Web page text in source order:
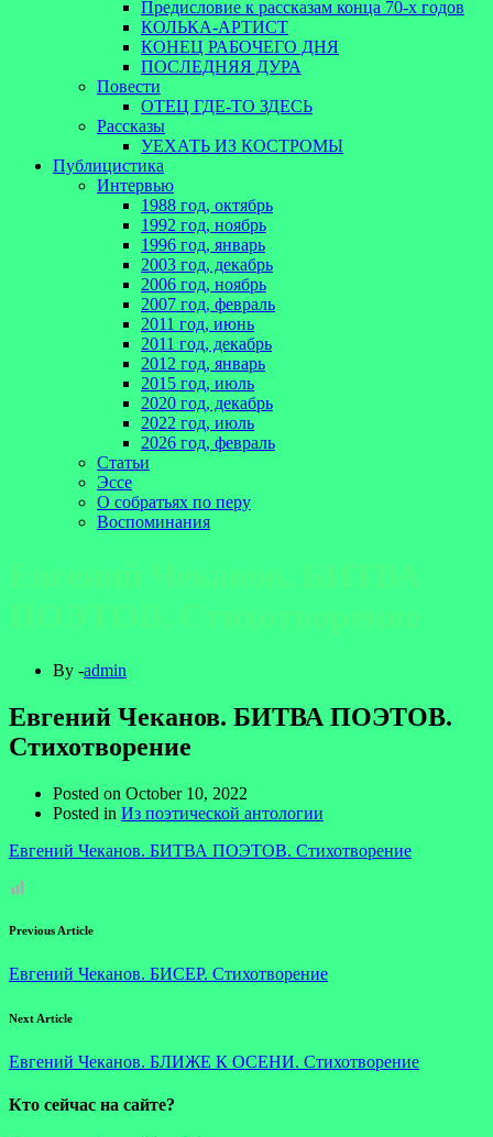
Предисловие к рассказам конца 70-х годов
КОЛЬКА-АРТИСТ
КОНЕЦ РАБОЧЕГО ДНЯ
ПОСЛЕДНЯЯ ДУРА
Повести
ОТЕЦ ГДЕ-ТО ЗДЕСЬ
Рассказы
УЕХАТЬ ИЗ КОСТРОМЫ
Публицистика
Интервью
1988 год, октябрь
1992 год, ноябрь
1996 год, январь
2003 год, декабрь
2006 год, ноябрь
2007 год, февраль
2011 год, июнь
2011 год, декабрь
2012 год, январь
2015 год, июль
2020 год, декабрь
2022 год, июль
2026 год, февраль
Статьи
Эссе
О собратьях по перу
Воспоминания
By -admin
Евгений Чеканов. БИТВА ПОЭТОВ.
Стихотворение
Posted on October 10, 2022
Posted in Из поэтической антологии
Евгений Чеканов. БИТВА ПОЭТОВ. Стихотворение
Previous Article
Евгений Чеканов. БИСЕР. Стихотворение
Next Article
Евгений Чеканов. БЛИЖЕ К ОСЕНИ. Стихотворение
Кто сейчас на сайте?